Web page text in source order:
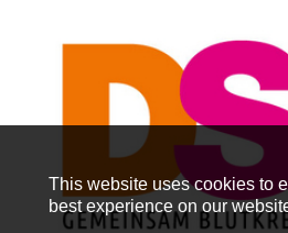
This website uses cookies to
best experience on our